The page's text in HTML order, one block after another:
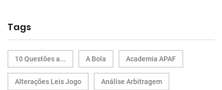
Tags
10 Questões a... A Bola Academia APAF
Alterações Leis Jogo Análise Arbitragem